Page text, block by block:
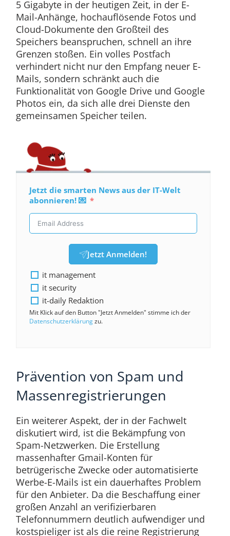
5 Gigabyte in der heutigen Zeit, in der E-
Mail-Anhänge, hochauflösende Fotos und
Cloud-Dokumente den Großteil des
Speichers beanspruchen, schnell an ihre
Grenzen stoßen. Ein volles Postfach
verhindert nicht nur den Empfang neuer E-
Mails, sondern schränkt auch die
Funktionalität von Google Drive und Google
Photos ein, da sich alle drei Dienste den
gemeinsamen Speicher teilen.
Jetzt die smarten News aus der IT-Welt
abonnieren! 💌
Jetzt Anmelden!
it management
it security
it-daily Redaktion
Mit Klick auf den Button "Jetzt Anmelden" stimme ich der
Datenschutzerklärungzu.
Prävention von Spam und
Massenregistrierungen
Ein weiterer Aspekt, der in der Fachwelt
diskutiert wird, ist die Bekämpfung von
Spam-Netzwerken. Die Erstellung
massenhafter Gmail-Konten für
betrügerische Zwecke oder automatisierte
Werbe-E-Mails ist ein dauerhaftes Problem
für den Anbieter. Da die Beschaffung einer
großen Anzahl an verifizierbaren
Telefonnummern deutlich aufwendiger und
kostspieliger ist als die reine Registrierung